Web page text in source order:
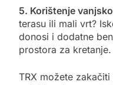
5. Korištenje
terasu ili mali vrt?
donosi i dodatne
prostora za kretanje.
TRX možete